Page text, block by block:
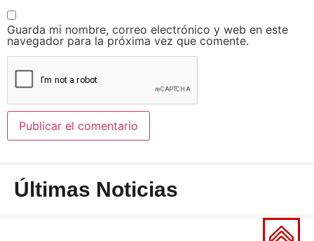
Guarda mi nombre, correo electrónico y web en este
navegador para la próxima vez que comente.
Últimas Noticias